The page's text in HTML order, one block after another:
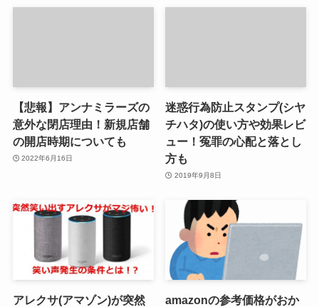
【悲報】アンナミラーズの
意外な閉店理由！新規店舗
の開店時期についても
2022年6月16日
迷惑行為防止スタンプ(シヤ
チハタ)の使い方や効果レビ
ュー！冤罪の心配と落とし
方も
2019年9月8日
アレクサ(アマゾン)が突然
amazonの参考価格がおか